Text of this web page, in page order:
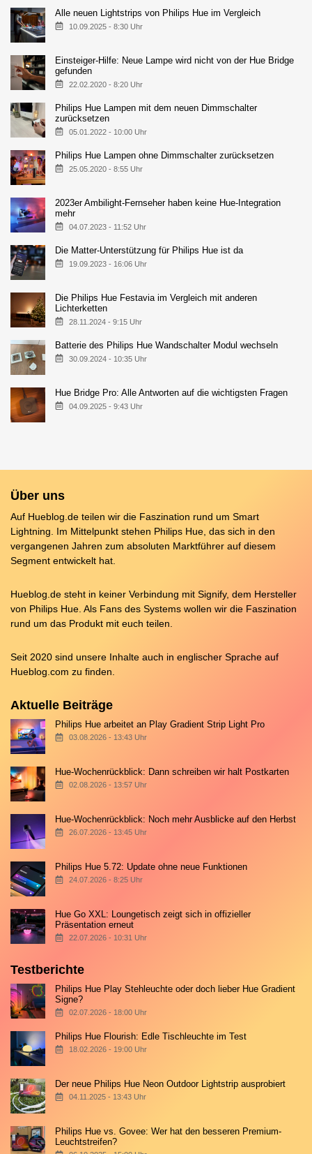
Alle neuen Lightstrips von Philips Hue im Vergleich
10.09.2025 - 8:30 Uhr
Einsteiger-Hilfe: Neue Lampe wird nicht von der Hue Bridge
gefunden
22.02.2020 - 8:20 Uhr
Philips Hue Lampen mit dem neuen Dimmschalter
zurücksetzen
05.01.2022 - 10:00 Uhr
Philips Hue Lampen ohne Dimmschalter zurücksetzen
25.05.2020 - 8:55 Uhr
2023er Ambilight-Fernseher haben keine Hue-Integration
mehr
04.07.2023 - 11:52 Uhr
Die Matter-Unterstützung für Philips Hue ist da
19.09.2023 - 16:06 Uhr
Die Philips Hue Festavia im Vergleich mit anderen
Lichterketten
28.11.2024 - 9:15 Uhr
Batterie des Philips Hue Wandschalter Modul wechseln
30.09.2024 - 10:35 Uhr
Hue Bridge Pro: Alle Antworten auf die wichtigsten Fragen
04.09.2025 - 9:43 Uhr
Über uns
Auf Hueblog.de teilen wir die Faszination rund um Smart
Lightning. Im Mittelpunkt stehen Philips Hue, das sich in den
vergangenen Jahren zum absoluten Marktführer auf diesem
Segment entwickelt hat.
Hueblog.de steht in keiner Verbindung mit Signify, dem Hersteller
von Philips Hue. Als Fans des Systems wollen wir die Faszination
rund um das Produkt mit euch teilen.
Seit 2020 sind unsere Inhalte auch in englischer Sprache auf
Hueblog.com zu finden.
Aktuelle Beiträge
Philips Hue arbeitet an Play Gradient Strip Light Pro
03.08.2026 - 13:43 Uhr
Hue-Wochenrückblick: Dann schreiben wir halt Postkarten
02.08.2026 - 13:57 Uhr
Hue-Wochenrückblick: Noch mehr Ausblicke auf den Herbst
26.07.2026 - 13:45 Uhr
Philips Hue 5.72: Update ohne neue Funktionen
24.07.2026 - 8:25 Uhr
Hue Go XXL: Loungetisch zeigt sich in offizieller
Präsentation erneut
22.07.2026 - 10:31 Uhr
Testberichte
Philips Hue Play Stehleuchte oder doch lieber Hue Gradient
Signe?
02.07.2026 - 18:00 Uhr
Philips Hue Flourish: Edle Tischleuchte im Test
18.02.2026 - 19:00 Uhr
Der neue Philips Hue Neon Outdoor Lightstrip ausprobiert
04.11.2025 - 13:43 Uhr
Philips Hue vs. Govee: Wer hat den besseren Premium-
Leuchtstreifen?